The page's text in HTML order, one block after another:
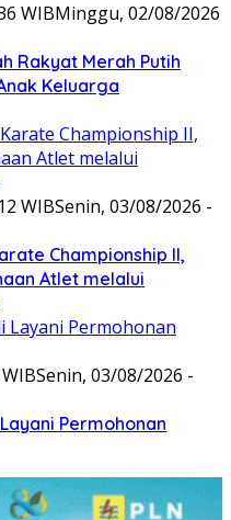
WIBMinggu, 02/08/2026
Rakyat Merah Putih
Keluarga
WIBSenin, 03/08/2026 -
Championship II,
Atlet melalui
Senin, 03/08/2026 -
Permohonan